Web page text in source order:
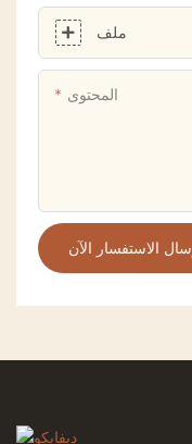
ملف
المحتوى
الاستفسار الآن